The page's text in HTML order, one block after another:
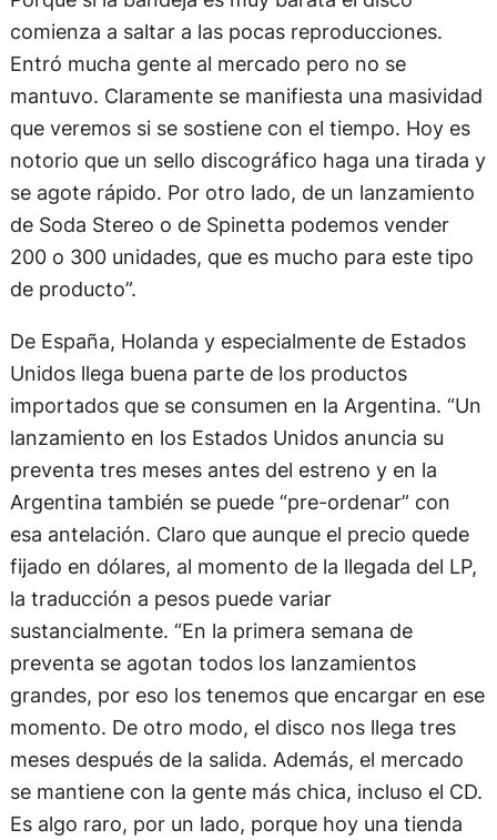
comienza a saltar a las pocas reproducciones.
Entró mucha gente al mercado pero no se
mantuvo. Claramente se manifiesta una masividad
que veremos si se sostiene con el tiempo. Hoy es
notorio que un sello discográfico haga una tirada y
se agote rápido. Por otro lado, de un lanzamiento
de Soda Stereo o de Spinetta podemos vender
200 o 300 unidades, que es mucho para este tipo
de producto”.
De España, Holanda y especialmente de Estados
Unidos llega buena parte de los productos
importados que se consumen en la Argentina. “Un
lanzamiento en los Estados Unidos anuncia su
preventa tres meses antes del estreno y en la
Argentina también se puede “pre-ordenar” con
esa antelación. Claro que aunque el precio quede
fijado en dólares, al momento de la llegada del LP,
la traducción a pesos puede variar
sustancialmente. “En la primera semana de
preventa se agotan todos los lanzamientos
grandes, por eso los tenemos que encargar en ese
momento. De otro modo, el disco nos llega tres
meses después de la salida. Además, el mercado
se mantiene con la gente más chica, incluso el CD.
Es algo raro, por un lado, porque hoy una tienda